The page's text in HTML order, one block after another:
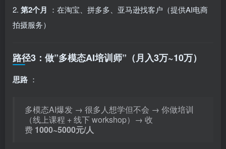
2. 第2个月 ：在淘宝、拼多多、亚马逊找客户（提供AI电商
拍摄服务）
路径3：做”多模态AI培训师”（月入3万~10万）
思路 ：
多模态AI爆发 → 很多人想学但不会 → 你做培训
（线上课程 + 线下 workshop）→ 收
费 1000~5000元/人